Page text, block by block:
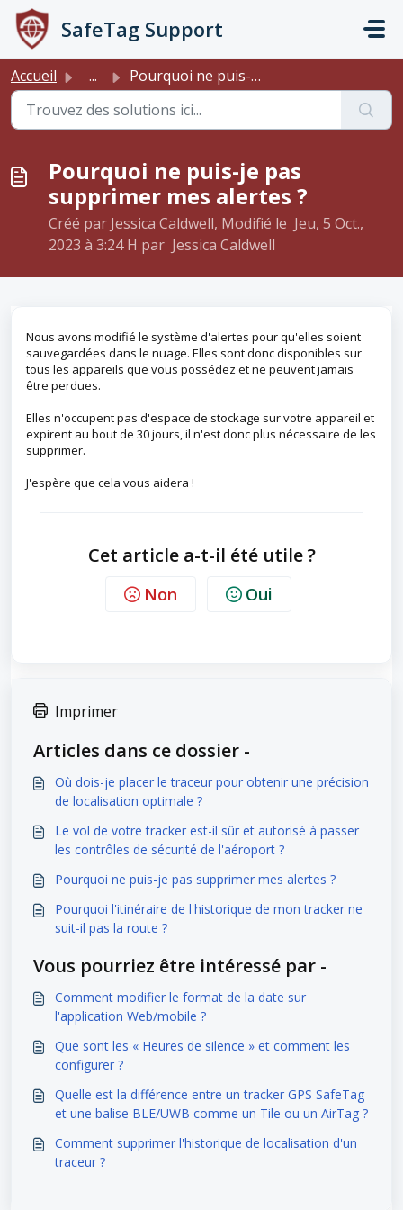
Passer au contenu principal
SafeTag Support
Accueil ... Pourquoi ne puis-je pas supprimer mes alertes ?
Pourquoi ne puis-je pas
supprimer mes alertes ?
Créé par Jessica Caldwell, Modifié le Jeu, 5 Oct.,
2023 à 3:24 H par Jessica Caldwell
Nous avons modifié le système d'alertes pour qu'elles soient
sauvegardées dans le nuage. Elles sont donc disponibles sur
tous les appareils que vous possédez et ne peuvent jamais
être perdues.
Elles n'occupent pas d'espace de stockage sur votre appareil et
expirent au bout de 30 jours, il n'est donc plus nécessaire de les
supprimer.
J'espère que cela vous aidera !
Cet article a-t-il été utile ?
Non Oui
Imprimer
Articles dans ce dossier -
Où dois-je placer le traceur pour obtenir une précision
de localisation optimale ?
Le vol de votre tracker est-il sûr et autorisé à passer
les contrôles de sécurité de l'aéroport ?
Pourquoi ne puis-je pas supprimer mes alertes ?
Pourquoi l'itinéraire de l'historique de mon tracker ne
suit-il pas la route ?
Vous pourriez être intéressé par -
Comment modifier le format de la date sur
l'application Web/mobile ?
Que sont les « Heures de silence » et comment les
configurer ?
Quelle est la différence entre un tracker GPS SafeTag
et une balise BLE/UWB comme un Tile ou un AirTag ?
Comment supprimer l'historique de localisation d'un
traceur ?